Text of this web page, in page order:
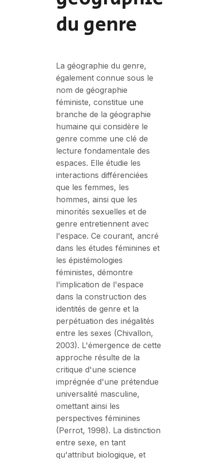
du genre
La géographie du genre,
également connue sous le
nom de géographie
féministe, constitue une
branche de la géographie
humaine qui considère le
genre comme une clé de
lecture fondamentale des
espaces. Elle étudie les
interactions différenciées
que les femmes, les
hommes, ainsi que les
minorités sexuelles et de
genre entretiennent avec
l'espace. Ce courant, ancré
dans les études féminines et
les épistémologies
féministes, démontre
l'implication de l'espace
dans la construction des
identités de genre et la
perpétuation des inégalités
entre les sexes (Chivallon,
2003). L'émergence de cette
approche résulte de la
critique d'une science
imprégnée d'une prétendue
universalité masculine,
omettant ainsi les
perspectives féminines
(Perrot, 1998). La distinction
entre sexe, en tant
qu'attribut biologique, et